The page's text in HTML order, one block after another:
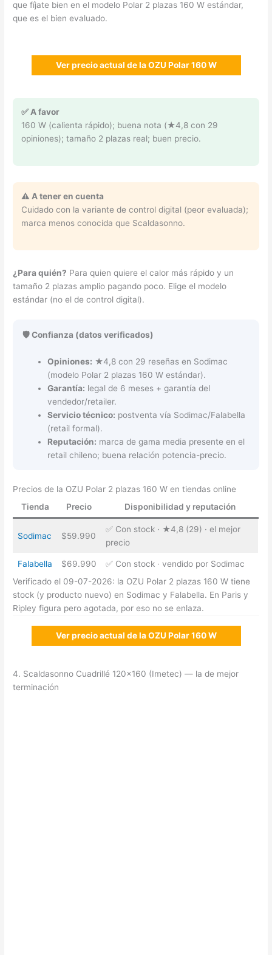
que fíjate bien en el modelo Polar 2 plazas 160 W estándar,
que es el bien evaluado.
Ver precio actual de la OZU Polar 160 W
✅ A favor
160 W (calienta rápido); buena nota (★4,8 con 29
opiniones); tamaño 2 plazas real; buen precio.
⚠️ A tener en cuenta
Cuidado con la variante de control digital (peor evaluada);
marca menos conocida que Scaldasonno.
¿Para quién? Para quien quiere el calor más rápido y un
tamaño 2 plazas amplio pagando poco. Elige el modelo
estándar (no el de control digital).
🛡️ Confianza (datos verificados)
Opiniones: ★4,8 con 29 reseñas en Sodimac
(modelo Polar 2 plazas 160 W estándar).
Garantía: legal de 6 meses + garantía del
vendedor/retailer.
Servicio técnico: postventa vía Sodimac/Falabella
(retail formal).
Reputación: marca de gama media presente en el
retail chileno; buena relación potencia-precio.
Precios de la OZU Polar 2 plazas 160 W en tiendas online
Tienda
Precio Disponibilidad y reputación
Sodimac $59.990
✅ Con stock · ★4,8 (29) · el mejor
precio
Falabella $69.990
✅ Con stock · vendido por Sodimac
Verificado el 09-07-2026: la OZU Polar 2 plazas 160 W tiene
stock (y producto nuevo) en Sodimac y Falabella. En Paris y
Ripley figura pero agotada, por eso no se enlaza.
Ver precio actual de la OZU Polar 160 W
4. Scaldasonno Cuadrillé 120×160 (Imetec) — la de mejor
terminación